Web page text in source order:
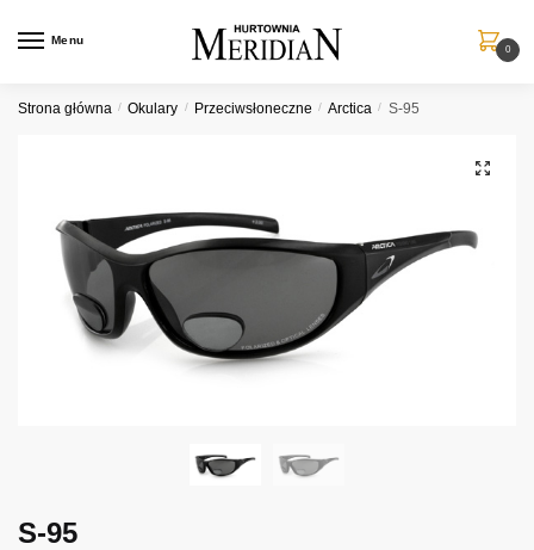
Menu
0
Strona główna / Okulary / Przeciwsłoneczne / Arctica / S-95
S-95